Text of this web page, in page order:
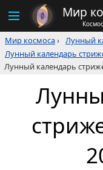
Мир
Мир космоса› Лунный
Лунный календарь
Лунный календарь